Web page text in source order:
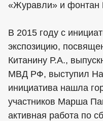
«Журавли» и фонтан
В 2015 году с
экспозицию,
Китанину Р.А.,
МВД РФ, выступил
инициатива нашла
участников Марша
активная работа по